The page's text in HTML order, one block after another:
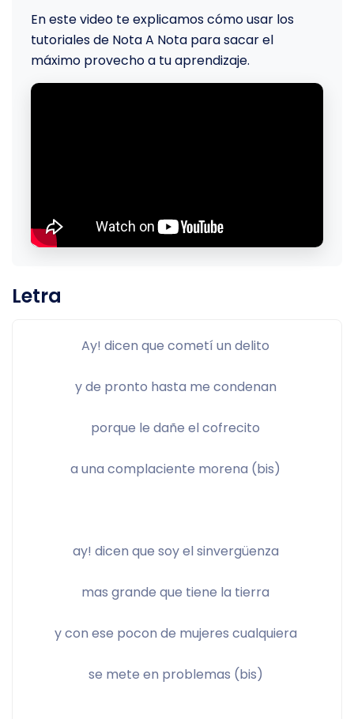
En este video te explicamos cómo usar los
tutoriales de Nota A Nota para sacar el
máximo provecho a tu aprendizaje.
Letra
Ay! dicen que cometí un delito
y de pronto hasta me condenan
porque le dañe el cofrecito
a una complaciente morena (bis)
ay! dicen que soy el sinvergüenza
mas grande que tiene la tierra
y con ese pocon de mujeres cualquiera
se mete en problemas (bis)